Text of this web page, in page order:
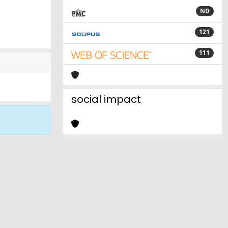
ND
121
111
social impact